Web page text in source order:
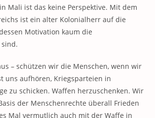
Mali ist das keine Perspektive. Mit dem
ist ein alter Kolonialherr auf die
Motivation kaum die
– schützen wir die Menschen, wenn wir
uns aufhören, Kriegsparteien in
zu schicken. Waffen herzuschenken. Wir
der Menschenrechte überall Frieden
Mal vermutlich auch mit der Waffe in